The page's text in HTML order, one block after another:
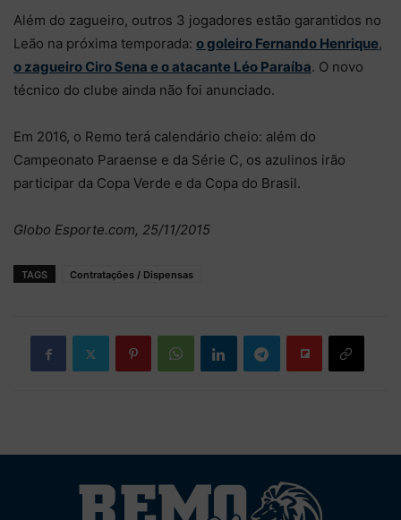
Além do zagueiro, outros 3 jogadores estão garantidos no
Leão na próxima temporada: o goleiro Fernando Henrique,
o zagueiro Ciro Sena e o atacante Léo Paraíba. O novo
técnico do clube ainda não foi anunciado.
Em 2016, o Remo terá calendário cheio: além do
Campeonato Paraense e da Série C, os azulinos irão
participar da Copa Verde e da Copa do Brasil.
Globo Esporte.com, 25/11/2015
TAGS Contratações / Dispensas